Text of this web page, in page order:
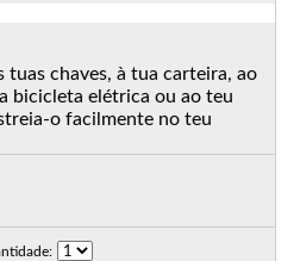
tuas chaves, à tua carteira, ao
bicicleta elétrica ou ao teu
o facilmente no teu